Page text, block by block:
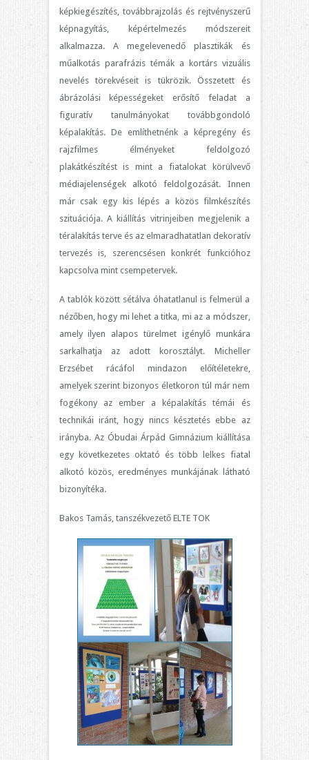
képkiegészítés, továbbrajzolás és rejtvényszerű
képnagyítás, képértelmezés módszereit
alkalmazza. A megelevenedő plasztikák és
műalkotás parafrázis témák a kortárs vizuális
nevelés törekvéseit is tükrözik. Összetett és
ábrázolási képességeket erősítő feladat a
figuratív tanulmányokat továbbgondoló
képalakítás. De említhetnénk a képregény és
rajzfilmes élményeket feldolgozó
plakátkészítést is mint a fiatalokat körülvevő
médiajelenségek alkotó feldolgozását. Innen
már csak egy kis lépés a közös filmkészítés
szituációja. A kiállítás vitrinjeiben megjelenik a
téralakítás terve és az elmaradhatatlan dekoratív
tervezés is, szerencsésen konkrét funkcióhoz
kapcsolva mint csempetervek.
A tablók között sétálva óhatatlanul is felmerül a
nézőben, hogy mi lehet a titka, mi az a módszer,
amely ilyen alapos türelmet igénylő munkára
sarkalhatja az adott korosztályt. Micheller
Erzsébet rácáfol mindazon előítéletekre,
amelyek szerint bizonyos életkoron túl már nem
fogékony az ember a képalakítás témái és
technikái iránt, hogy nincs késztetés ebbe az
irányba. Az Óbudai Árpád Gimnázium kiállítása
egy következetes oktató és több lelkes fiatal
alkotó közös, eredményes munkájának látható
bizonyítéka.
Bakos Tamás, tanszékvezető ELTE TOK